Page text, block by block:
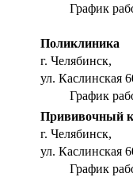
График
Поликлиника
г. Челябинск,
ул. Каслинская
График
Прививочный
г. Челябинск,
ул. Каслинская
График